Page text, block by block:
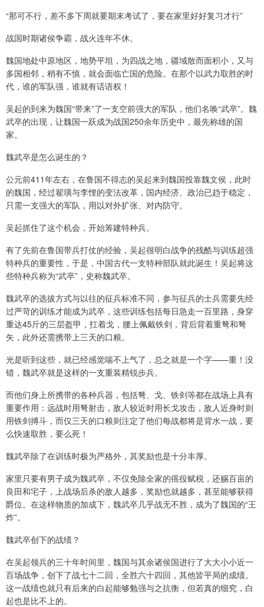
“那可不行，差不多下周就要期末考试了，要在家里好好复习才行”
战国时期诸侯争霸，战火连年不休。
魏国地处中原地区，地势平坦，为四战之地，疆域散而面积小，又与
多国相邻，稍有不慎，就会面临亡国的危险。在那个以武力取胜的时
代，谁的军队强，谁就有话语权！
吴起的到来为魏国“带来”了一支空前强大的军队，他们名唤“武卒”。魏
武卒的出现，让魏国一跃成为战国250余年历史中，最先称雄的国
家。
魏武卒是怎么诞生的？
公元前411年左右，在鲁国不得志的吴起来到魏国投靠魏文侯，此时
的魏国，经过翟璜与李悝的变法改革，国内经济、政治已趋于稳定，
只需一支强大的军队，用以对外扩张、对内防守。
吴起抓住了这个机会，开始筹建特种兵。
有了先前在鲁国带兵打仗的经验，吴起很明白战争的残酷与训练超强
特种兵的重要性，于是，中国古代一支特种部队就此诞生！吴起将这
些特种兵称为“武卒”，史称魏武卒。
魏武卒的选拔方式与以往的征兵标准不同，参与征兵的士兵需要先经
过严苛的训练才能成为武卒，这些训练包括每日急走一百里路，身穿
重达45斤的三层盔甲，扛着戈，腰上佩戴铁剑，背后背着重弩和弩
矢，此外还需携带上三天的口粮。
光是听到这些，就已经感觉喘不上气了，总之就是一个字——重！没
错，魏武卒就是这样的一支重装精锐步兵。
而他们身上所携带的各种兵器，包括弩、戈、铁剑等都在战场上具有
重要作用：远战时用弩射击，敌人较近时用长戈攻击，敌人近身时则
用铁剑搏斗，而仅三天的口粮则注定了他们每战都将是背水一战，要
么快速取胜，要么死！
魏武卒除了在训练时极为严格外，其奖励也是十分丰厚。
家里只要有男子成为魏武卒，不仅免除全家的徭役赋税，还赐百亩的
良田和宅子，上战场后杀的敌人越多，奖励也就越多，甚至能够获得
爵位。在这样物质的加成下，魏武卒几乎战无不胜，成为了魏国的“王
炸”。
魏武卒创下的战绩？
在吴起领兵的三十年时间里，魏国与其余诸侯国进行了大大小小近一
百场战争，创下了战七十二回，全胜六十四回，其他皆平局的成绩。
这一战绩也就只有后来的白起能够勉强与之抗衡，但若真的细究，白
起也是比不上的。